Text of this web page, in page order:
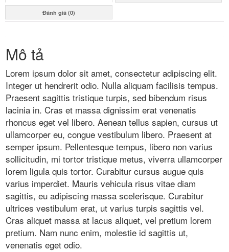
Đánh giá (0)
Mô tả
Lorem ipsum dolor sit amet, consectetur adipiscing elit.
Integer ut hendrerit odio. Nulla aliquam facilisis tempus.
Praesent sagittis tristique turpis, sed bibendum risus
lacinia in. Cras et massa dignissim erat venenatis
rhoncus eget vel libero. Aenean tellus sapien, cursus ut
ullamcorper eu, congue vestibulum libero. Praesent at
semper ipsum. Pellentesque tempus, libero non varius
sollicitudin, mi tortor tristique metus, viverra ullamcorper
lorem ligula quis tortor. Curabitur cursus augue quis
varius imperdiet. Mauris vehicula risus vitae diam
sagittis, eu adipiscing massa scelerisque. Curabitur
ultrices vestibulum erat, ut varius turpis sagittis vel.
Cras aliquet massa at lacus aliquet, vel pretium lorem
pretium. Nam nunc enim, molestie id sagittis ut,
venenatis eget odio.